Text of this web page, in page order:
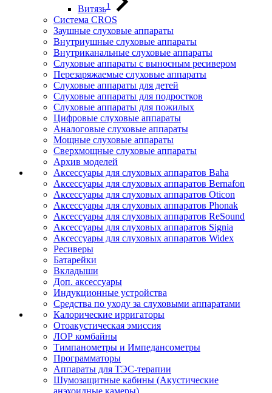
Витязь1
Система CROS
Заушные слуховые аппараты
Внутриушные слуховые аппараты
Внутриканальные слуховые аппараты
Слуховые аппараты с выносным ресивером
Перезаряжаемые слуховые аппараты
Слуховые аппараты для детей
Слуховые аппараты для подростков
Слуховые аппараты для пожилых
Цифровые слуховые аппараты
Аналоговые слуховые аппараты
Мощные слуховые аппараты
Сверхмощные слуховые аппараты
Архив моделей
Аксессуары для слуховых аппаратов Baha
Аксессуары для слуховых аппаратов Bernafon
Аксессуары для слуховых аппаратов Oticon
Аксессуары для слуховых аппаратов Phonak
Аксессуары для слуховых аппаратов ReSound
Аксессуары для слуховых аппаратов Signia
Аксессуары для слуховых аппаратов Widex
Ресиверы
Батарейки
Вкладыши
Доп. аксессуары
Индукционные устройства
Средства по уходу за слуховыми аппаратами
Калорические ирригаторы
Отоакустическая эмиссия
ЛОР комбайны
Тимпанометры и Импедансометры
Программаторы
Аппараты для ТЭС-терапии
Шумозащитные кабины (Акустические